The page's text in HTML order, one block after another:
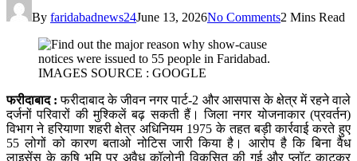
By faridabadnews24June 13, 2026No Comments2 Mins Read
IMAGES SOURCE : GOOGLE
फरीदाबाद : फरीदाबाद के जीवन नगर पार्ट-2 और आसपास के क्षेत्र में रहने वाले
दर्जनों परिवारों की मुश्किलें बढ़ सकती हैं। जिला नगर योजनाकार (प्रवर्तन)
विभाग ने हरियाणा शहरी क्षेत्र अधिनियम 1975 के तहत बड़ी कार्रवाई करते हुए
55 लोगों को कारण बताओ नोटिस जारी किया है। आरोप है कि बिना वैध
लाइसेंस के कृषि भूमि पर अवैध कॉलोनी विकसित की गई और प्लॉट काटकर